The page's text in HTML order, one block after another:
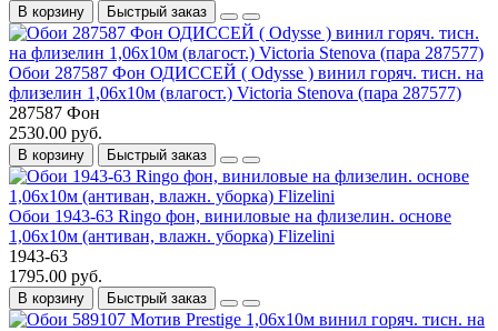
В корзину Быстрый заказ
Обои 287587 Фон ОДИССЕЙ ( Odysse ) винил горяч. тисн. на
флизелин 1,06х10м (влагост.) Victoria Stenova (пара 287577)
287587 Фон
2530.00 руб.
В корзину Быстрый заказ
Обои 1943-63 Ringo фон, виниловые на флизелин. основе
1,06х10м (антиван, влажн. уборка) Flizelini
1943-63
1795.00 руб.
В корзину Быстрый заказ